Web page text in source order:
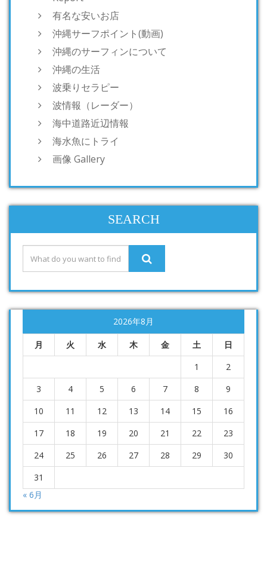
有名な安いお店
沖縄サーフポイント(動画)
沖縄のサーフィンについて
沖縄の生活
波乗りセラピー
波情報（レーダー）
海中道路近辺情報
海水魚にトライ
画像 Gallery
SEARCH
2026年8月
月 火 水 木 金 土
日
1
2
3
4 5 6 7 8
9
10
11 12 13 14 15
16
17
18 19 20 21 22
23
24
25 26 27 28 29
30
31
« 6月